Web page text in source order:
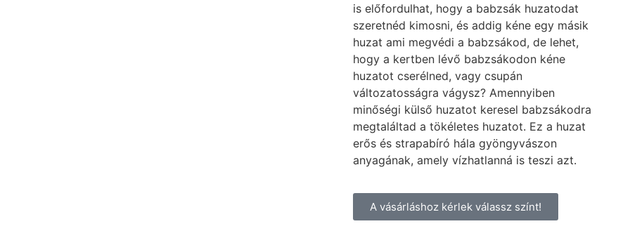
is előfordulhat, hogy a babzsák huzatodat
szeretnéd kimosni, és addig kéne egy másik
huzat ami megvédi a babzsákod, de lehet,
hogy a kertben lévő babzsákodon kéne
huzatot cserélned, vagy csupán
változatosságra vágysz? Amennyiben
minőségi külső huzatot keresel babzsákodra
megtaláltad a tökéletes huzatot. Ez a huzat
erős és strapabíró hála gyöngyvászon
anyagának, amely vízhatlanná is teszi azt.
A vásárláshoz kérlek válassz színt!